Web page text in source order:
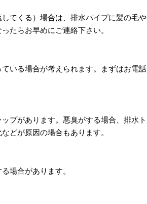
てくる）場合は、排水パイプに髪の毛や
たらお早めにご連絡下さい。
いる場合が考えられます。まずはお電話
プがあります。悪臭がする場合、排水ト
どが原因の場合もあります。
場合があります。